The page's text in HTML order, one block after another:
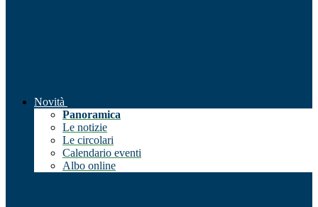
Novità
Panoramica
Le notizie
Le circolari
Calendario eventi
Albo online